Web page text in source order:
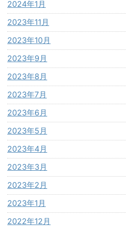
2024年1月
2023年11月
2023年10月
2023年9月
2023年8月
2023年7月
2023年6月
2023年5月
2023年4月
2023年3月
2023年2月
2023年1月
2022年12月